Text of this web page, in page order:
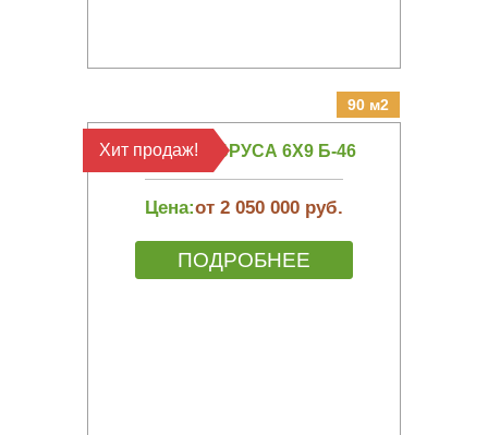
90 м2
БАНЯ ИЗ БРУСА 6Х9 Б-46
Цена:от 2 050 000 руб.
ПОДРОБНЕЕ
Хит продаж!